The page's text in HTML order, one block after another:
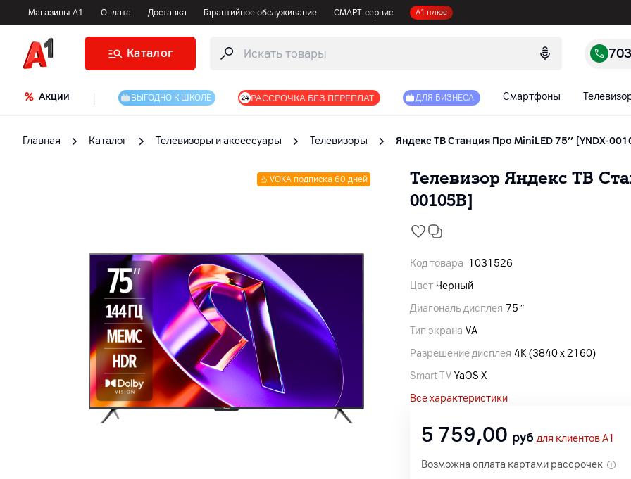
Магазины А1 Оплата Доставка Гарантийное обслуживание СМАРТ-сервис А1 плюс
Каталог
Акции ВЫГОДНО К ШКОЛЕ РАССРОЧКА БЕЗ ПЕРЕПЛАТ ДЛЯ БИЗНЕСА Смартфоны
Главная Каталог Телевизоры и аксессуары Телевизоры Яндекс ТВ Станция Про MiniLED 75’’ [YNDX-
VOKA подписка 60 дней
Телевизор Яндекс ТВ
00105B]
Код товара 1031526
Цвет Черный
Диагональ дисплея 75 ″
Тип экрана VA
Разрешение дисплея 4K (3840 x 2160)
Smart TV YaOS X
Все характеристики
5 759,00 руб для клиентов A1
Возможна оплата картами рассрочек